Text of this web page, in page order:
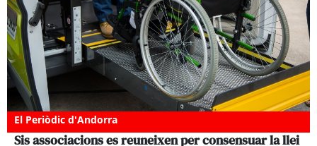
El Periòdic d'Andorra
Sis associacions es reuneixen per consensuar la llei